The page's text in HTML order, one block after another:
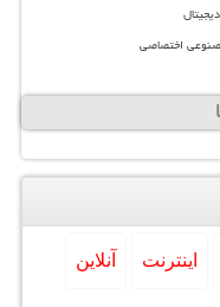
اختصاصی
اینترنت آنلاین